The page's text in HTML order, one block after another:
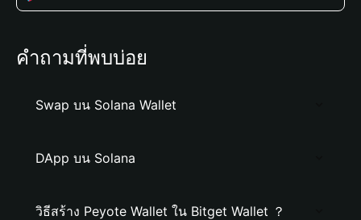
คำถามที่พบบ่อย
Swap บน Solana Wallet
DApp บน Solana
วิธีสร้าง Peyote Wallet ใน Bitget Wallet ？